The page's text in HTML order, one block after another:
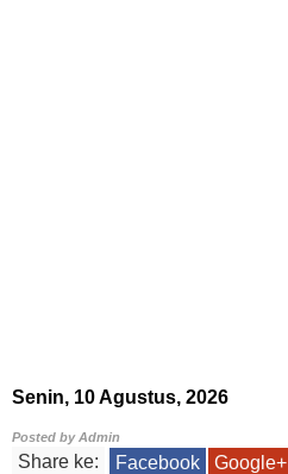
Senin, 10 Agustus, 2026
Posted byAdmin
Share ke: Facebook Google+